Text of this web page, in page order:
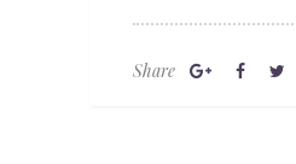
Share